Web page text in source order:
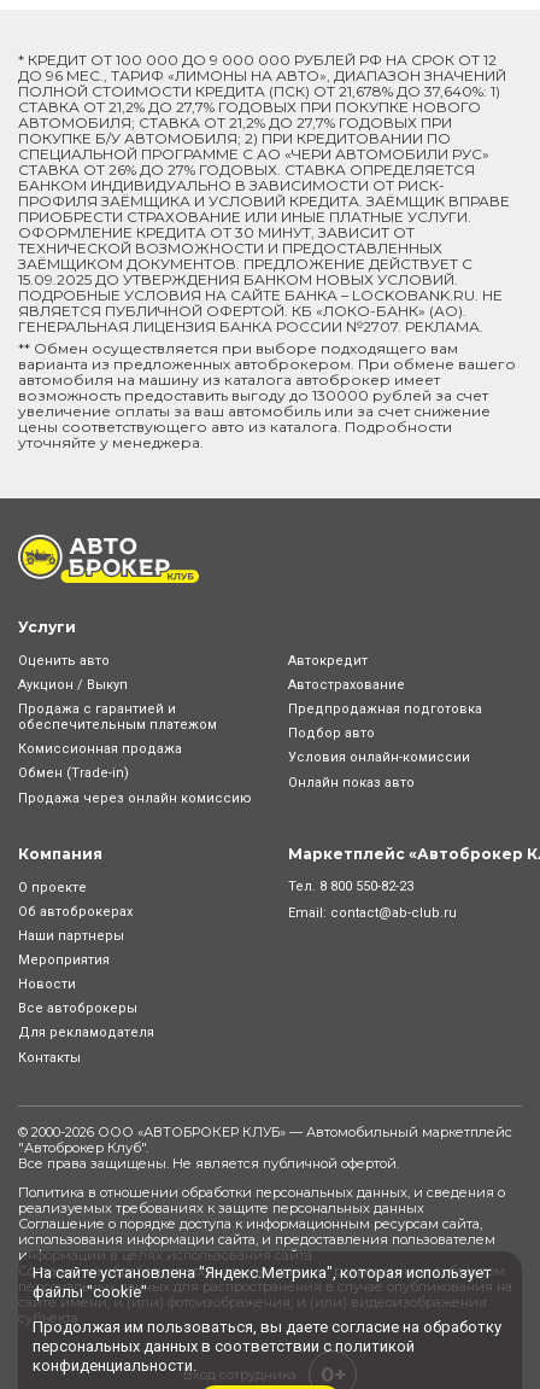
На сайте установлена "Яндекс.Метрика", которая использует
файлы "cookie"
Продолжая им пользоваться, вы даете согласие на обработку
персональных данных в соответствии сполитикой
конфиденциальности.
* КРЕДИТ ОТ 100 000 ДО 9 000 000 РУБЛЕЙ РФ НА СРОК ОТ 12
ДО 96 МЕС., ТАРИФ «ЛИМОНЫ НА АВТО», ДИАПАЗОН ЗНАЧЕНИЙ
ПОЛНОЙ СТОИМОСТИ КРЕДИТА (ПСК) ОТ 21,678% ДО 37,640%: 1)
СТАВКА ОТ 21,2% ДО 27,7% ГОДОВЫХ ПРИ ПОКУПКЕ НОВОГО
АВТОМОБИЛЯ; СТАВКА ОТ 21,2% ДО 27,7% ГОДОВЫХ ПРИ
ПОКУПКЕ Б/У АВТОМОБИЛЯ; 2) ПРИ КРЕДИТОВАНИИ ПО
СПЕЦИАЛЬНОЙ ПРОГРАММЕ C АО «ЧЕРИ АВТОМОБИЛИ РУС»
СТАВКА ОТ 26% ДО 27% ГОДОВЫХ. СТАВКА ОПРЕДЕЛЯЕТСЯ
БАНКОМ ИНДИВИДУАЛЬНО В ЗАВИСИМОСТИ ОТ РИСК-
ПРОФИЛЯ ЗАЁМЩИКА И УСЛОВИЙ КРЕДИТА. ЗАЁМЩИК ВПРАВЕ
ПРИОБРЕСТИ СТРАХОВАНИЕ ИЛИ ИНЫЕ ПЛАТНЫЕ УСЛУГИ.
ОФОРМЛЕНИЕ КРЕДИТА ОТ 30 МИНУТ, ЗАВИСИТ ОТ
ТЕХНИЧЕСКОЙ ВОЗМОЖНОСТИ И ПРЕДОСТАВЛЕННЫХ
ЗАЁМЩИКОМ ДОКУМЕНТОВ. ПРЕДЛОЖЕНИЕ ДЕЙСТВУЕТ С
15.09.2025 ДО УТВЕРЖДЕНИЯ БАНКОМ НОВЫХ УСЛОВИЙ.
ПОДРОБНЫЕ УСЛОВИЯ НА САЙТЕ БАНКА – LOCKOBANK.RU. НЕ
ЯВЛЯЕТСЯ ПУБЛИЧНОЙ ОФЕРТОЙ. КБ «ЛОКО-БАНК» (АО).
ГЕНЕРАЛЬНАЯ ЛИЦЕНЗИЯ БАНКА РОССИИ №2707. РЕКЛАМА.
** Обмен осуществляется при выборе подходящего вам
варианта из предложенных автоброкером. При обмене вашего
автомобиля на машину из каталога автоброкер имеет
возможность предоставить выгоду до 130000 рублей за счет
увеличение оплаты за ваш автомобиль или за счет снижение
цены соответствующего авто из каталога. Подробности
уточняйте у менеджера.
Услуги
Оценить авто
Аукцион / Выкуп
Продажа с гарантией и
обеспечительным платежом
Комиссионная продажа
Обмен (Trade-in)
Продажа через онлайн комиссию
Автокредит
Автострахование
Предпродажная подготовка
Подбор авто
Условия онлайн-комиcсии
Онлайн показ авто
Компания
О проекте
Об автоброкерах
Наши партнеры
Мероприятия
Новости
Все автоброкеры
Для рекламодателя
Контакты
Маркетплейс «Автоброкер
Тел. 8 800 550-82-23
Email: contact@ab-club.ru
© 2000-2026 ООО «АВТОБРОКЕР КЛУБ» — Автомобильный маркетплейс
"Автоброкер Клуб".
Все права защищены. Не является публичной офертой.
Политика в отношении обработки персональных данных, и сведения о
реализуемых требованиях к защите персональных данных
Соглашение о порядке доступа к информационным ресурсам сайта,
использования информации сайта, и предоставления пользователем
информации в целях использования сайта
Согласие на обработку персональных данных, разрешенных субъектом
персональных данных для распространения в случае опубликования на
сайте имени, и (или) фотоизображения, и (или) видеоизображения
субъекта
Вход сотрудника 0+